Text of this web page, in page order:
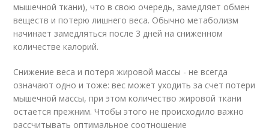
мышечной ткани), что в свою очередь, замедляет обмен
веществ и потерю лишнего веса. Обычно метаболизм
начинает замедляться после 3 дней на сниженном
количестве калорий.
Снижение веса и потеря жировой массы - не всегда
означают одно и тоже: вес может уходить за счет потери
мышечной массы, при этом количество жировой ткани
остается прежним. Чтобы этого не происходило важно
рассчитывать оптимальное соотношение